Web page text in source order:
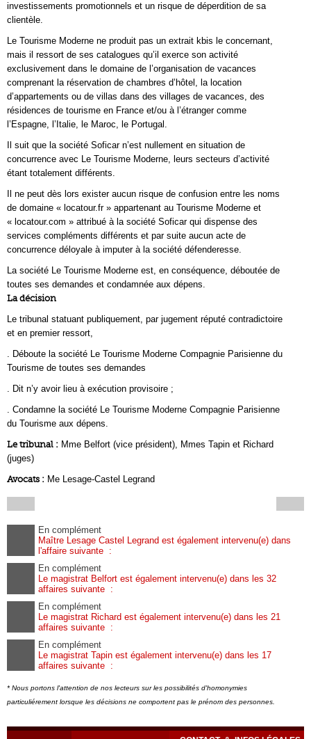
investissements promotionnels et un risque de déperdition de sa
clientèle.
Le Tourisme Moderne ne produit pas un extrait kbis le concernant,
mais il ressort de ses catalogues qu’il exerce son activité
exclusivement dans le domaine de l’organisation de vacances
comprenant la réservation de chambres d’hôtel, la location
d’appartements ou de villas dans des villages de vacances, des
résidences de tourisme en France et/ou à l’étranger comme
l’Espagne, l’Italie, le Maroc, le Portugal.
Il suit que la société Soficar n’est nullement en situation de
concurrence avec Le Tourisme Moderne, leurs secteurs d’activité
étant totalement différents.
Il ne peut dès lors exister aucun risque de confusion entre les noms
de domaine « locatour.fr » appartenant au Tourisme Moderne et
« locatour.com » attribué à la société Soficar qui dispense des
services compléments différents et par suite aucun acte de
concurrence déloyale à imputer à la société défenderesse.
La société Le Tourisme Moderne est, en conséquence, déboutée de
toutes ses demandes et condamnée aux dépens.
La décision
Le tribunal statuant publiquement, par jugement réputé contradictoire
et en premier ressort,
. Déboute la société Le Tourisme Moderne Compagnie Parisienne du
Tourisme de toutes ses demandes
. Dit n’y avoir lieu à exécution provisoire ;
. Condamne la société Le Tourisme Moderne Compagnie Parisienne
du Tourisme aux dépens.
Le tribunal : Mme Belfort (vice président), Mmes Tapin et Richard
(juges)
Avocats : Me Lesage-Castel Legrand
En complément
Maître Lesage Castel Legrand est également intervenu(e) dans
l'affaire suivante :
En complément
Le magistrat Belfort est également intervenu(e) dans les 32
affaires suivante :
En complément
Le magistrat Richard est également intervenu(e) dans les 21
affaires suivante :
En complément
Le magistrat Tapin est également intervenu(e) dans les 17
affaires suivante :
* Nous portons l'attention de nos lecteurs sur les possibilités d'homonymies
particuliérement lorsque les décisions ne comportent pas le prénom des personnes.